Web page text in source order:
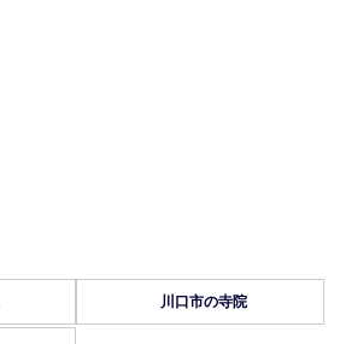
川口市の寺院